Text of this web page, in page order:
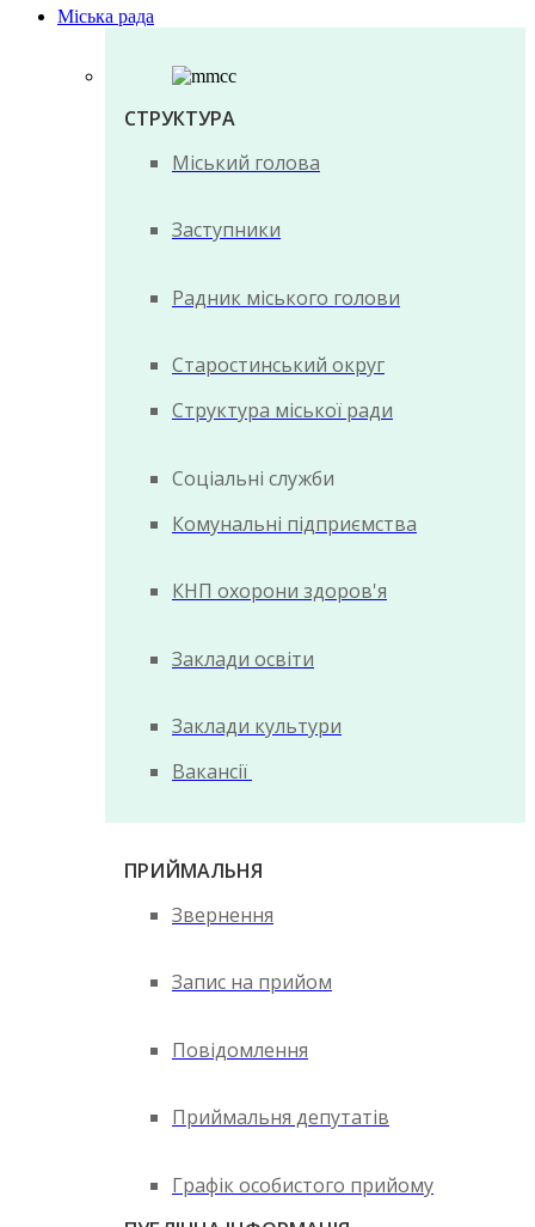
Міська рада
СТРУКТУРА
Міський голова
Заступники
Радник міського голови
Старостинський округ
Структура міської ради
Соціальні служби
Комунальні підприємства
КНП охорони здоров'я
Заклади освіти
Заклади культури
Вакансії
ПРИЙМАЛЬНЯ
Звернення
Запис на прийом
Повідомлення
Приймальня депутатів
Графік особистого прийому